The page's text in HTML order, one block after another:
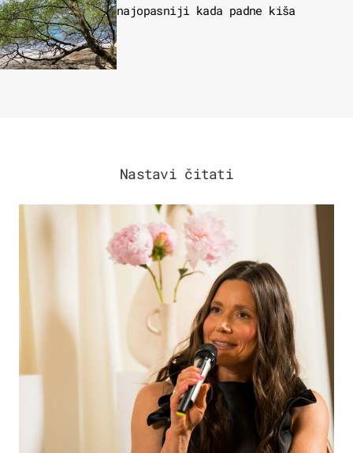
najopasniji kada padne kiša
Nastavi čitati
MODA & LJEPOTA